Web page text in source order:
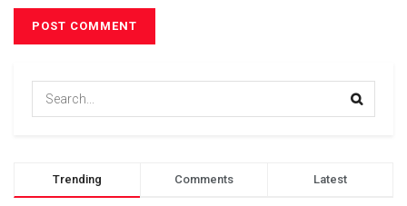
Trending Comments Latest